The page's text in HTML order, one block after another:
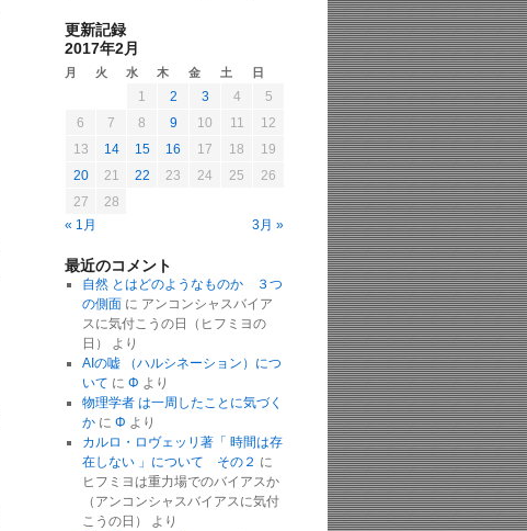
更新記録
2017年2月
月 火 水 木 金 土 日
1 2 3 4
5
6
7 8 9 10 11
12
13
14 15 16 17 18
19
20
21 22 23 24 25
26
27
28
« 1月
3月 »
最近のコメント
自然 とはどのようなものか ３つ
の側面に アンコンシャスバイア
スに気付こうの日（ヒフミヨの
日）
より
AIの嘘 （ハルシネーション）につ
いて に Φ より
物理学者 は一周したことに気づく
かに Φ より
カルロ・ロヴェッリ著「 時間は存
在しない 」について その２ に
ヒフミヨは重力場でのバイアスか
（アンコンシャスバイアスに気付
こうの日）
より